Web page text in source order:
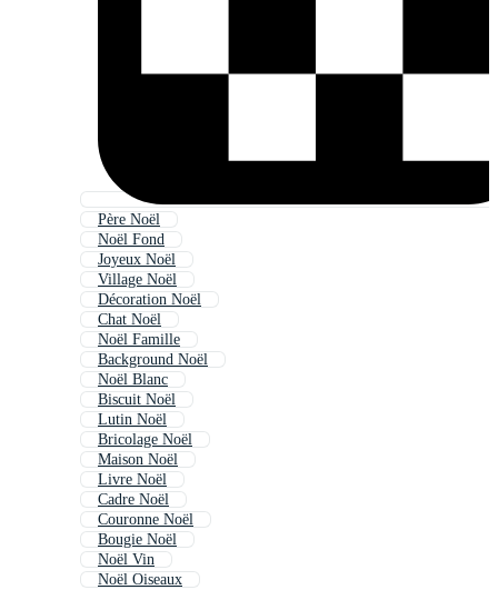
Père Noël
Noël Fond
Joyeux Noël
Village Noël
Décoration Noël
Chat Noël
Noël Famille
Background Noël
Noël Blanc
Biscuit Noël
Lutin Noël
Bricolage Noël
Maison Noël
Livre Noël
Cadre Noël
Couronne Noël
Bougie Noël
Noël Vin
Noël Oiseaux